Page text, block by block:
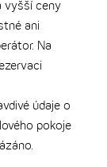
vyšší ceny
ani
Na
údaje o
pokoje